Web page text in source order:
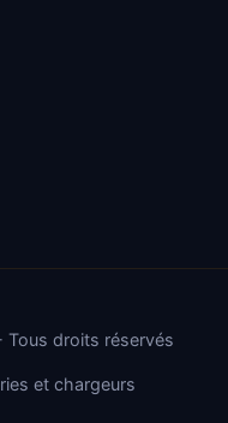
droits réservés
et chargeurs